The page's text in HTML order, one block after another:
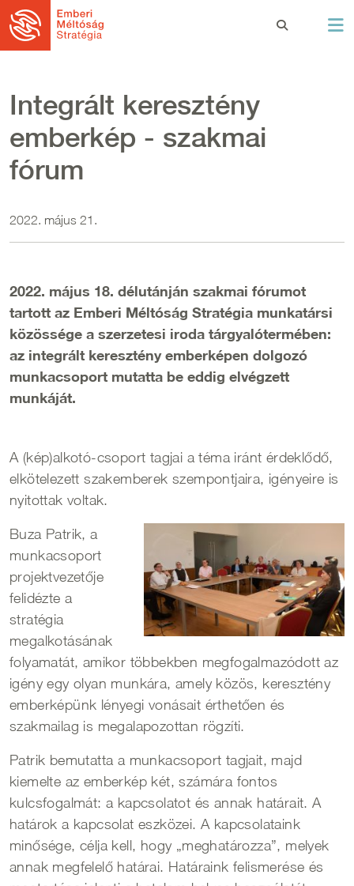
Ugrás a tartalomra
Integrált keresztény
emberkép - szakmai
fórum
2022. május 21.
2022. május 18. délutánján szakmai fórumot
tartott az Emberi Méltóság Stratégia munkatársi
közössége a szerzetesi iroda tárgyalótermében:
az integrált keresztény emberképen dolgozó
munkacsoport mutatta be eddig elvégzett
munkáját.
A (kép)alkotó-csoport tagjai a téma iránt érdeklődő,
elkötelezett szakemberek szempontjaira, igényeire is
nyitottak voltak.
Buza Patrik, a
munkacsoport
projektvezetője
felidézte a
stratégia
megalkotásának
folyamatát, amikor többekben megfogalmazódott az
igény egy olyan munkára, amely közös, keresztény
emberképünk lényegi vonásait érthetően és
szakmailag is megalapozottan rögzíti.
Patrik bemutatta a munkacsoport tagjait, majd
kiemelte az emberkép két, számára fontos
kulcsfogalmát: a kapcsolatot és annak határait. A
határok a kapcsolat eszközei. A kapcsolataink
minősége, célja kell, hogy „meghatározza”, melyek
annak megfelelő határai. Határaink felismerése és